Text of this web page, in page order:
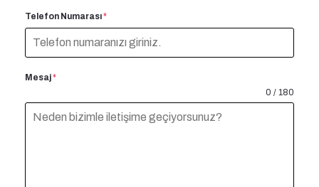
Telefon Numarası*
Mesaj*
0 / 180